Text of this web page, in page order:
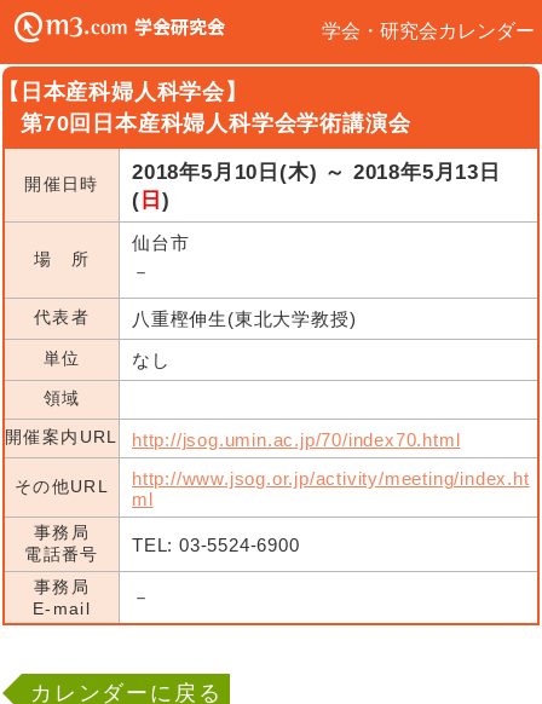
学会・研究会カレンダー
日本産科婦人科学会】
第70回日本産科婦人科学会学術講演会
開催日時
2018年5月10日(木) ～ 2018年5月13日
( 日 )
場 所
仙台市
－
代表者 八重樫伸生(東北大学教授)
単位 なし
領域
開催案内URL
http://jsog.umin.ac.jp/70/index70.html
その他URL
http://www.jsog.or.jp/activity/meeting/index.ht
ml
事務局
電話番号
TEL: 03-5524-6900
事務局
E-mail
－
カレンダーに戻る